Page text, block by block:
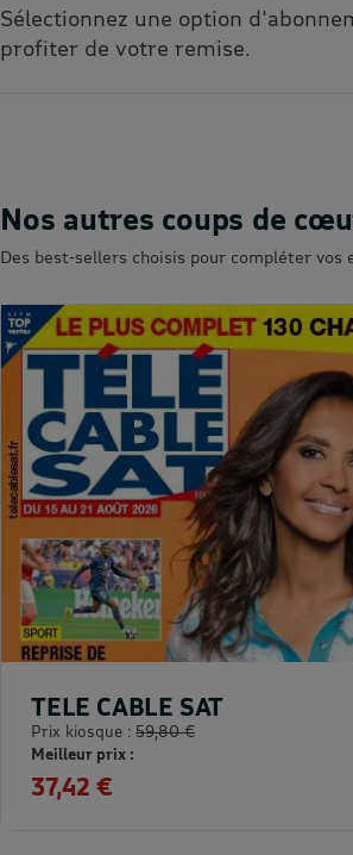
Sélectionnez une option
profiter de votre remise.
Nos autres coups de
Des best-sellers choisis pour compléter vos
TELE CABLE SAT
Prix kiosque : 59,80 €
Meilleur prix :
37,42 €